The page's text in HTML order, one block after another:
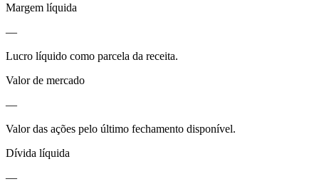
Margem líquida
—
Lucro líquido como parcela da receita.
Valor de mercado
—
Valor das ações pelo último fechamento disponível.
Dívida líquida
—